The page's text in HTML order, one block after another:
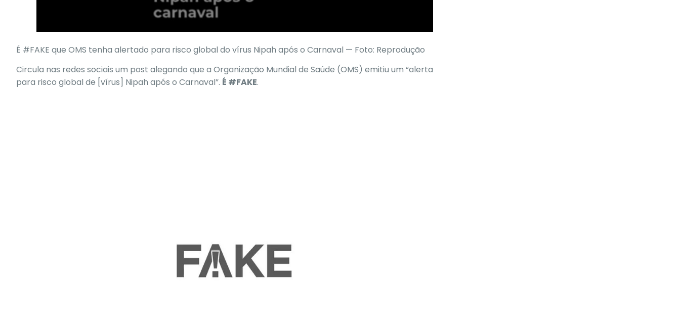
É #FAKE que OMS tenha alertado para risco global do vírus Nipah após o Carnaval — Foto: Reprodução
Circula nas redes sociais um post alegando que a Organização Mundial de Saúde (OMS) emitiu um “alerta
para risco global de [vírus] Nipah após o Carnaval”. É #FAKE.